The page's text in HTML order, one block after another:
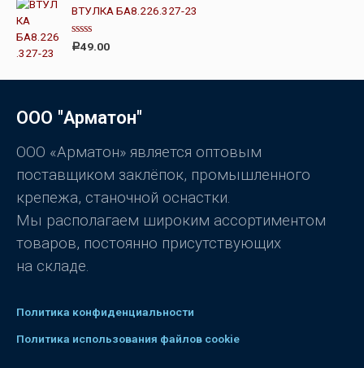
н
к
а
0
и
ВТУЛКА БА8.226.327-23
О
и
з
Р49.00
ООО "Арматон"
ООО «Арматон» является оптовым
поставщиком заклёпок, промышленного
крепежа, станочной оснастки.
Мы располагаем широким ассортиментом
товаров, постоянно присутствующих
на складе.
Политика конфиденциальности
Политика использования файлов cookie